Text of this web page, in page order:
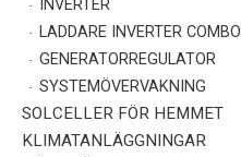
INVERTER
LADDARE INVERTER COMBO
GENERATORREGULATOR
SYSTEMÖVERVAKNING
SOLCELLER FÖR HEMMET
KLIMATANLÄGGNINGAR